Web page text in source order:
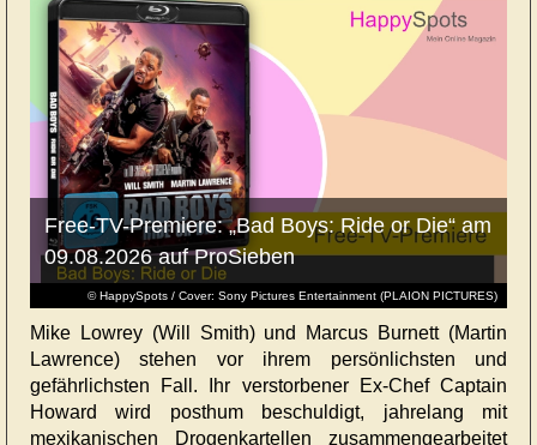
© HappySpots / Cover: Sony Pictures Entertainment (PLAION PICTURES)
Free-TV-Premiere: „Bad Boys: Ride or Die“ am
09.08.2026 auf ProSieben
Mike Lowrey (Will Smith) und Marcus Burnett (Martin
Lawrence) stehen vor ihrem persönlichsten und
gefährlichsten Fall. Ihr verstorbener Ex-Chef Captain
Howard wird posthum beschuldigt, jahrelang mit
mexikanischen Drogenkartellen zusammengearbeitet